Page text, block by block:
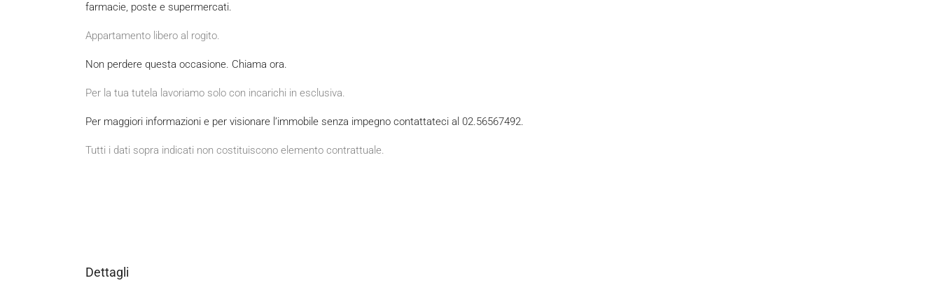
farmacie, poste e supermercati.
Appartamento libero al rogito.
Non perdere questa occasione. Chiama ora.
Per la tua tutela lavoriamo solo con incarichi in esclusiva.
Per maggiori informazioni e per visionare l’immobile senza impegno contattateci al 02.56567492.
Tutti i dati sopra indicati non costituiscono elemento contrattuale.
Dettagli